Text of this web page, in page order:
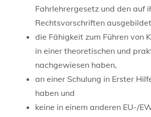
Fahrlehrergesetz und den auf
Rechtsvorschriften
die Fähigkeit zum Führen von
in einer theoretischen und
nachgewiesen haben,
an einer Schulung in Erster
haben und
keine in einem anderen EU-/